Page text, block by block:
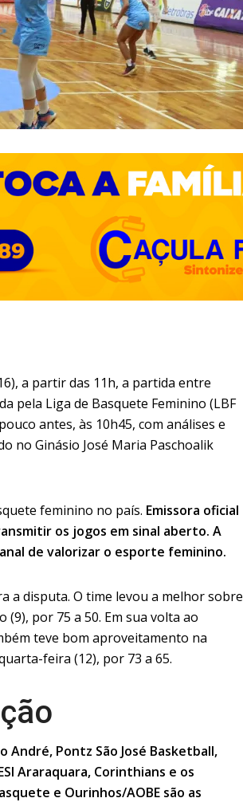
a partir das 11h, a partida entre
pela Liga de Basquete Feminino (LBF
antes, às 10h45, com análises e
no Ginásio José Maria Paschoalik
feminino no país. Emissora oficial
os jogos em sinal aberto. A
de valorizar o esporte feminino.
a disputa. O time levou a melhor sobre
por 75 a 50. Em sua volta ao
teve bom aproveitamento na
feira (12), por 73 a 65.
André, Pontz São José Basketball,
Araraquara, Corinthians e os
e Ourinhos/AOBE são as